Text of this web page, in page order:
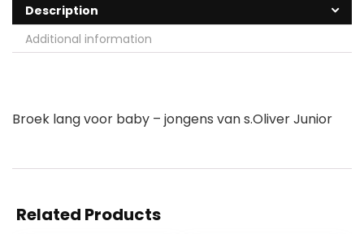
Description
Additional information
Broek lang voor baby – jongens van s.Oliver Junior
Related Products